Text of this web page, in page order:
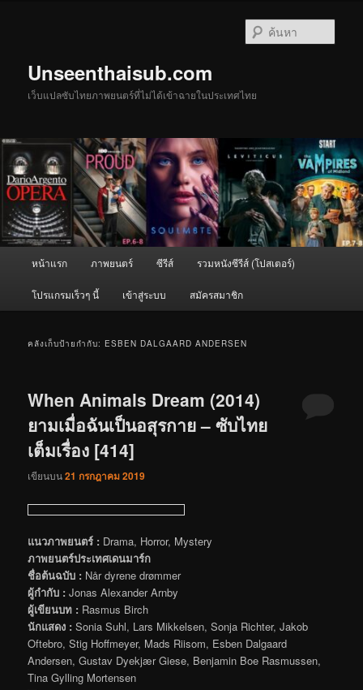
Unseenthaisub.com
เว็บแปลซับไทยภาพยนตร์ที่ไม่ได้เข้าฉายในประเทศไทย
หน้าแรก ภาพยนตร์ ซีรีส์ รวมหนังซีรีส์ (โปสเตอร์)
โปรแกรมเร็วๆ นี้ เข้าสู่ระบบ สมัครสมาชิก
คลังเก็บป้ายกำกับ: ESBEN DALGAARD ANDERSEN
When Animals Dream (2014)
ยามเมื่อฉันเป็นอสุรกาย – ซับไทย
เต็มเรื่อง [414]
เขียนบน21 กรกฎาคม 2019
แนวภาพยนตร์ : Drama, Horror, Mystery
ภาพยนตร์ประเทศเดนมาร์ก
ชื่อต้นฉบับ : Når dyrene drømmer
ผู้กำกับ : Jonas Alexander Arnby
ผู้เขียนบท : Rasmus Birch
นักแสดง : Sonia Suhl, Lars Mikkelsen, Sonja Richter, Jakob
Oftebro, Stig Hoffmeyer, Mads Riisom, Esben Dalgaard
Andersen, Gustav Dyekjær Giese, Benjamin Boe Rasmussen,
Tina Gylling Mortensen